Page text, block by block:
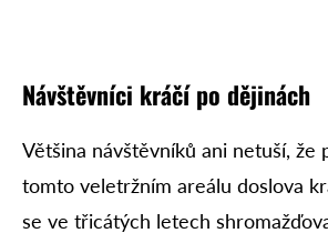
Návštěvníci kráčí po dějinách
Většina návštěvníků ani netuší, že
tomto veletržním areálu doslova
se ve třicátých letech